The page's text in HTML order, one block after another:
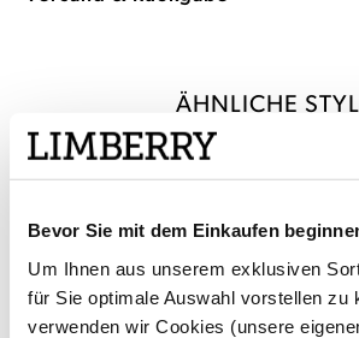
Bevor Sie mit dem Einkaufen
Um Ihnen aus unserem exklusiven
für Sie optimale Auswahl vorstellen zu
verwenden wir Cookies (unsere
ÄHNLICHE